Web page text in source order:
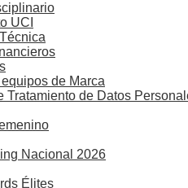
UCI
de Marca
Tratamiento de Datos
Nacional 2026
Élites